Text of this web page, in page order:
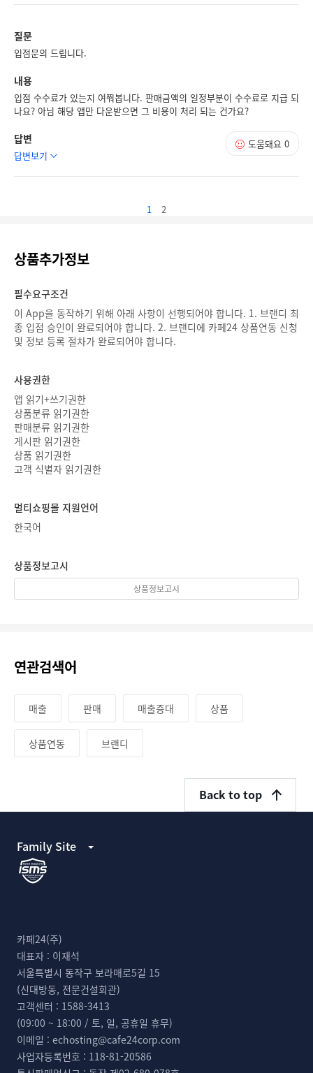
질문
입점문의 드립니다.
내용
입점 수수료가 있는지 여쭤봅니다. 판매금액의 일정부분이 수수료로 지급 되
나요? 아님 해당 앱만 다운받으면 그 비용이 처리 되는 건가요?
도움돼요 0
답변
답변보기
1 2
상품추가정보
필수요구조건
이 App을 동작하기 위해 아래 사항이 선행되어야 합니다. 1. 브랜디 최
종 입점 승인이 완료되어야 합니다. 2. 브랜디에 카페24 상품연동 신청
및 정보 등록 절차가 완료되어야 합니다.
사용권한
앱 읽기+쓰기권한
상품분류 읽기권한
판매분류 읽기권한
게시판 읽기권한
상품 읽기권한
고객 식별자 읽기권한
멀티쇼핑몰 지원언어
한국어
상품정보고시
상품정보고시
연관검색어
매출 판매 매출증대 상품
상품연동 브랜디
Family Site
Back to top
카페24(주)
대표자 : 이재석
서울특별시 동작구 보라매로5길 15
(신대방동, 전문건설회관)
고객센터 : 1588-3413
(09:00 ~ 18:00 / 토, 일, 공휴일 휴무)
이메일 : echosting@cafe24corp.com
사업자등록번호 : 118-81-20586